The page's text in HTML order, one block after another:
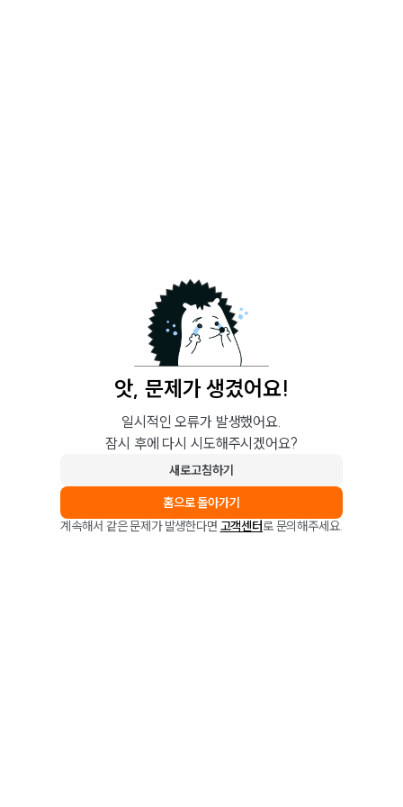
앗, 문제가 생겼어요!
일시적인 오류가 발생했어요.
잠시 후에 다시 시도해주시겠어요?
새로고침하기
홈으로 돌아가기
계속해서 같은 문제가 발생한다면 고객센터로 문의해주세요.